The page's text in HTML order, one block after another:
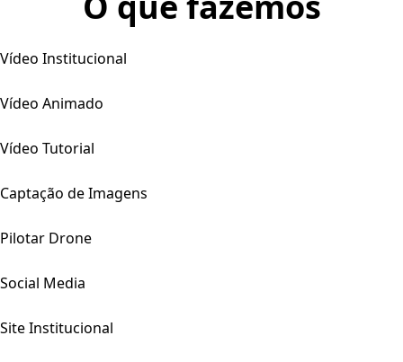
Vídeo Institucional
Vídeo Animado
Vídeo Tutorial
Captação de Imagens
Pilotar Drone
Social Media
Site Institucional